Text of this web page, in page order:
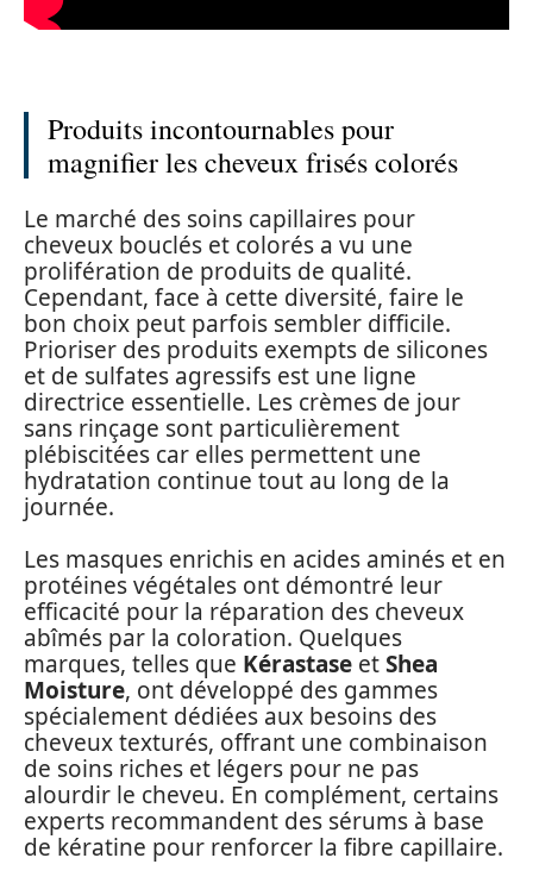
Produits incontournables pour
magnifier les cheveux frisés colorés
Le marché des soins capillaires pour
cheveux bouclés et colorés a vu une
prolifération de produits de qualité.
Cependant, face à cette diversité, faire le
bon choix peut parfois sembler difficile.
Prioriser des produits exempts de silicones
et de sulfates agressifs est une ligne
directrice essentielle. Les crèmes de jour
sans rinçage sont particulièrement
plébiscitées car elles permettent une
hydratation continue tout au long de la
journée.
Les masques enrichis en acides aminés et en
protéines végétales ont démontré leur
efficacité pour la réparation des cheveux
abîmés par la coloration. Quelques
marques, telles que Kérastase etShea
Moisture, ont développé des gammes
spécialement dédiées aux besoins des
cheveux texturés, offrant une combinaison
de soins riches et légers pour ne pas
alourdir le cheveu. En complément, certains
experts recommandent des sérums à base
de kératine pour renforcer la fibre capillaire.